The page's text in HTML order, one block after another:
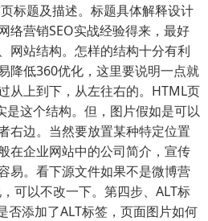
标题及描述。标题具体解释设计
络营销SEO实战经验得来，最好
网站结构。怎样的结构十分有利
降低360优化，这里要说明一点就
从上到下，从左往右的。HTML页
是这个结构。但，图片假如是可以
右边。当然要放置某种特定位置
在企业网站中的公司简介，宣传
易。看下源文件如果不是微博营
可以不改一下。第四步、ALT标
否添加了ALT标签，页面图片如何